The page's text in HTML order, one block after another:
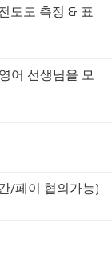
도도 측정 & 표
어 선생님을 모
/페이 협의가능)